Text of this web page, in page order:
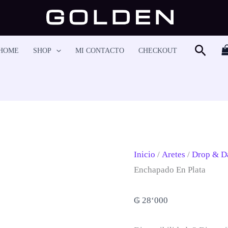
SHOP MI CONTACTO CHECKOUT
Inicio / Aretes / Drop &
Enchapado En Plata
₲28‘000
09167
Cantidad